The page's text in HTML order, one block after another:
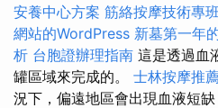
安養中心方案 筋絡按摩技術專
網站的WordPress 新墓第一年
析 台胞證辦理指南 這是透過血
罐區域來完成的。 士林按摩推
況下，偏遠地區會出現血液短